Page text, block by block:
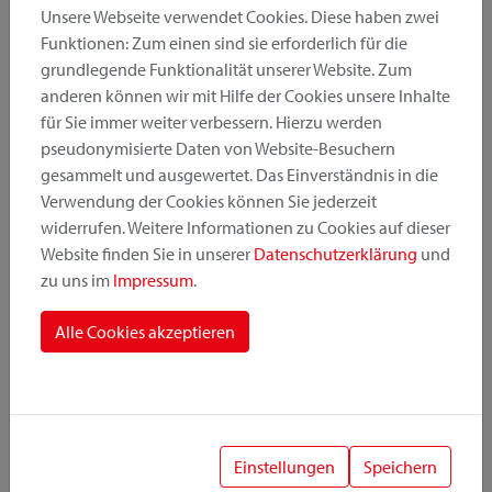
Produktkategorie
Montageposition
Befestigungssystem
Unsere Webseite verwendet Cookies. Diese haben zwei
Funktionen: Zum einen sind sie erforderlich für die
grundlegende Funktionalität unserer Website. Zum
anderen können wir mit Hilfe der Cookies unsere Inhalte
für Sie immer weiter verbessern. Hierzu werden
pseudonymisierte Daten von Website-Besuchern
gesammelt und ausgewertet. Das Einverständnis in die
Verwendung der Cookies können Sie jederzeit
widerrufen. Weitere Informationen zu Cookies auf dieser
Website finden Sie in unserer Datenschutzerklärung und
zu uns im Impressum.
Alle Cookies akzeptieren
Einstellungen Speichern